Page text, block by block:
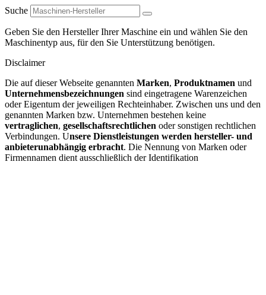
Suche
Geben Sie den Hersteller Ihrer Maschine ein und wählen Sie den
Maschinentyp aus, für den Sie Unterstützung benötigen.
Disclaimer
Die auf dieser Webseite genannten Marken, Produktnamen und
Unternehmensbezeichnungen sind eingetragene Warenzeichen
oder Eigentum der jeweiligen Rechteinhaber. Zwischen uns und den
genannten Marken bzw. Unternehmen bestehen keine
vertraglichen, gesellschaftsrechtlichen oder sonstigen rechtlichen
Verbindungen. Unsere Dienstleistungen werden hersteller- und
anbieterunabhängig erbracht. Die Nennung von Marken oder
Firmennamen dient ausschließlich der Identifikation